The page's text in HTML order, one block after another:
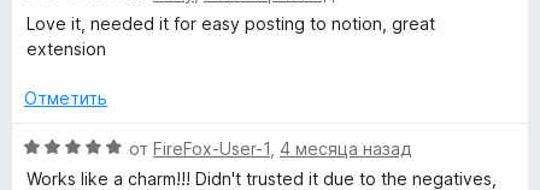
o
p
y
T
а
5
з
ц
е
е
о
н
Love it, needed it for easy posting to notion, great
extension
Отметить
О
ц
от FireFox-User-1 4 месяца назад
Works like a charm!!! Didn't trusted it due to the negatives,